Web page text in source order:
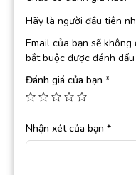
Hãy là người đầu tiên
Email của bạn sẽ
bắt buộc được đánh dấu
Đánh giá của bạn *
Nhận xét của bạn *